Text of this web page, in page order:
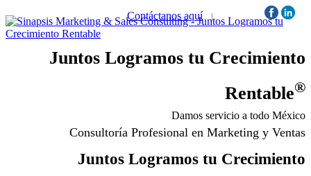
Contáctanos aquí | Síguenos:
Juntos Logramos tu Crecimiento
Rentable®
Damos servicio a todo México
Consultoría Profesional en Marketing y Ventas
Juntos Logramos tu Crecimiento